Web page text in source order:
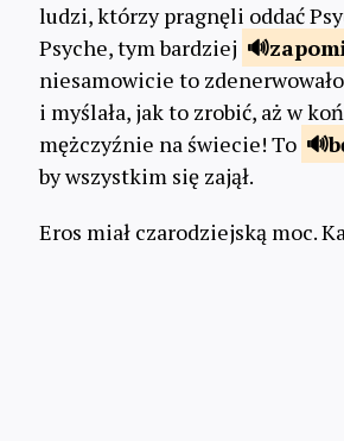
ludzi, którzy pragnęli oddać
Psyche, tym bardziej
niesamowicie to
i myślała, jak to zrobić, aż w
mężczyźnie na świecie! To
by wszystkim się zajął.
Eros miał czarodziejską moc.